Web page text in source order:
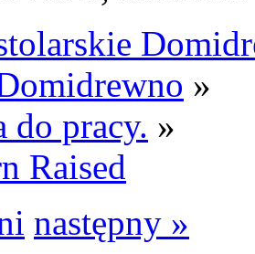
»
do pracy. »
Raised
następny »